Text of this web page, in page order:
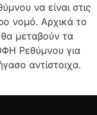
να είναι στις
νομό. Αρχικά το
μεταβούν τα
Ρεθύμνου για
αντίστοιχα.